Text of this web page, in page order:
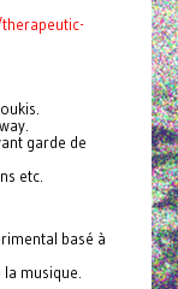
garde de
etc.
basé à
musique.